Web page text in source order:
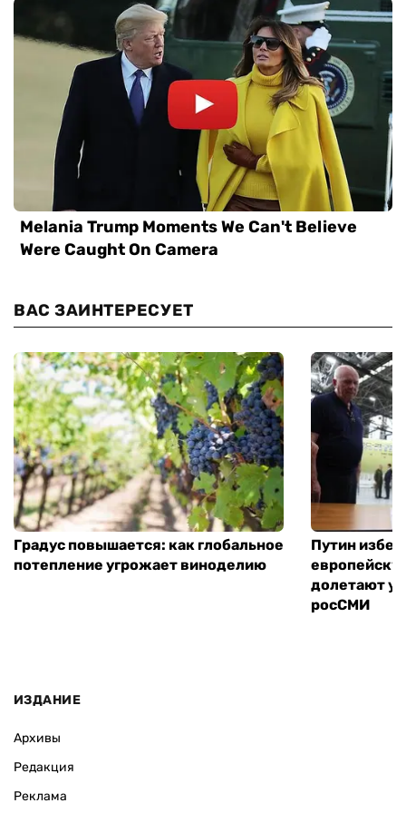
ВАС ЗАИНТЕРЕСУЕТ
Градус повышается: как глобальное
потепление угрожает виноделию
Путин
долетают
росСМИ
ИЗДАНИЕ
Архивы
Редакция
Реклама